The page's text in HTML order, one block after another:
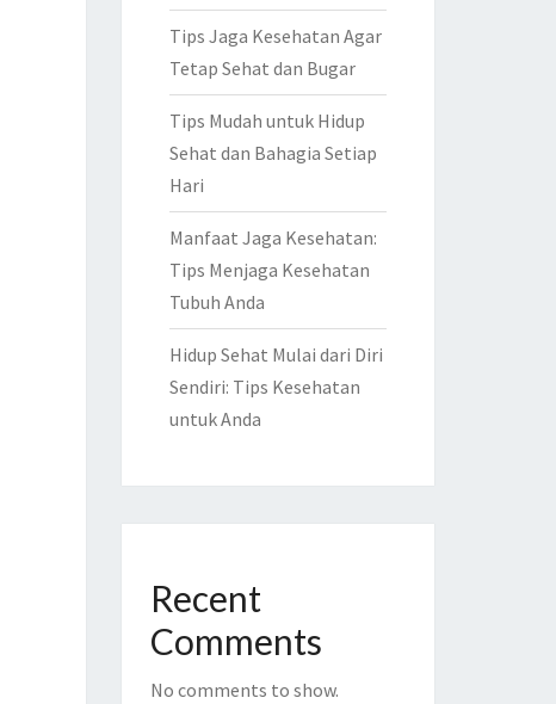
Tips Jaga Kesehatan Agar
Tetap Sehat dan Bugar
Tips Mudah untuk Hidup
Sehat dan Bahagia Setiap
Hari
Manfaat Jaga Kesehatan:
Tips Menjaga Kesehatan
Tubuh Anda
Hidup Sehat Mulai dari Diri
Sendiri: Tips Kesehatan
untuk Anda
Recent
Comments
No comments to show.